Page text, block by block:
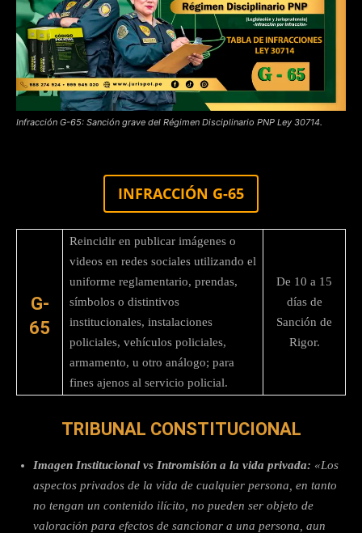
Infracción G-65: Sanción grave del Régimen Disciplinario PNP Ley 30714.
INFRACCIÓN G-65
G-
65
Reincidir en publicar imágenes o
videos en redes sociales utilizando el
uniforme reglamentario, prendas,
símbolos o distintivos
institucionales, instalaciones
policiales, vehículos policiales,
armamento, u otro análogo; para
fines ajenos al servicio policial.
De 10 a 15
días de
Sanción de
Rigor.
TRIBUNAL CONSTITUCIONAL
Imagen Institucional vs Intromisión a la vida privada: «Los
aspectos privados de la vida de cualquier persona, en tanto
no tengan un contenido ilícito, no pueden ser objeto de
valoración para efectos de sancionar a una persona, aun